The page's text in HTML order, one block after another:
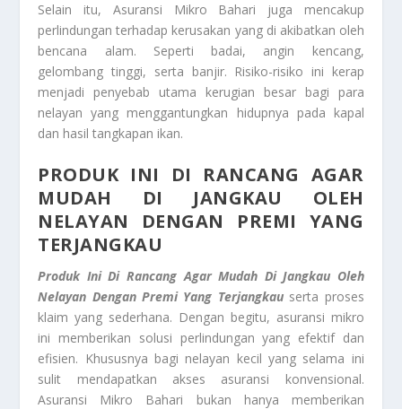
Selain itu, Asuransi Mikro Bahari juga mencakup
perlindungan terhadap kerusakan yang di akibatkan oleh
bencana alam. Seperti badai, angin kencang,
gelombang tinggi, serta banjir. Risiko-risiko ini kerap
menjadi penyebab utama kerugian besar bagi para
nelayan yang menggantungkan hidupnya pada kapal
dan hasil tangkapan ikan.
PRODUK INI DI RANCANG AGAR
MUDAH DI JANGKAU OLEH
NELAYAN DENGAN PREMI YANG
TERJANGKAU
Produk Ini Di Rancang Agar Mudah Di Jangkau Oleh
Nelayan Dengan Premi Yang Terjangkauserta proses
klaim yang sederhana. Dengan begitu, asuransi mikro
ini memberikan solusi perlindungan yang efektif dan
efisien. Khususnya bagi nelayan kecil yang selama ini
sulit mendapatkan akses asuransi konvensional.
Asuransi Mikro Bahari bukan hanya memberikan